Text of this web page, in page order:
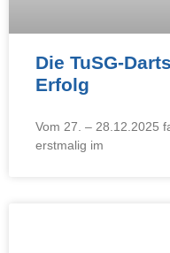
Die TuSG-
Erfolg
Vom 27. – 28.12.2025
erstmalig im